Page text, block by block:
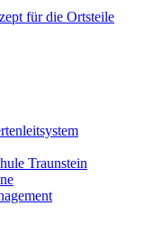
für die Ortsteile
Traunstein